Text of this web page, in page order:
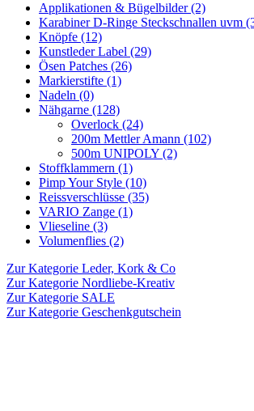
Applikationen & Bügelbilder (2)
Karabiner D-Ringe Steckschnallen uvm
Knöpfe (12)
Kunstleder Label (29)
Ösen Patches (26)
Markierstifte (1)
Nadeln (0)
Nähgarne (128)
Overlock (24)
200m Mettler Amann (102)
500m UNIPOLY (2)
Stoffklammern (1)
Pimp Your Style (10)
Reissverschlüsse (35)
VARIO Zange (1)
Vlieseline (3)
Volumenflies (2)
Zur Kategorie Leder, Kork & Co
Zur Kategorie Nordliebe-Kreativ
Zur Kategorie SALE
Zur Kategorie Geschenkgutschein